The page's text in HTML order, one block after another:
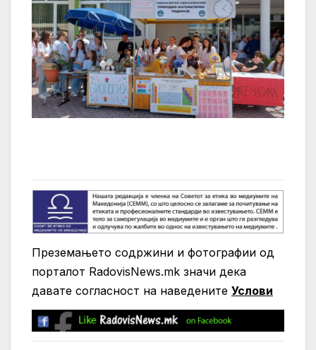
Преземањето содржини и фотографии од
порталот RadovisNews.mk значи дека
давате согласност на нaведените Услови